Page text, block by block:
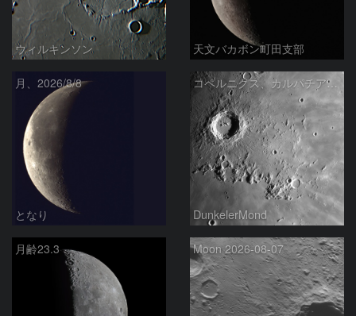
ウィルキンソン 天文バカボン町田支部
月、2026/8/8
となり
コペルニクス、カルパチア山脈付近
DunkelerMond
月齢23.3 Moon 2026-08-07